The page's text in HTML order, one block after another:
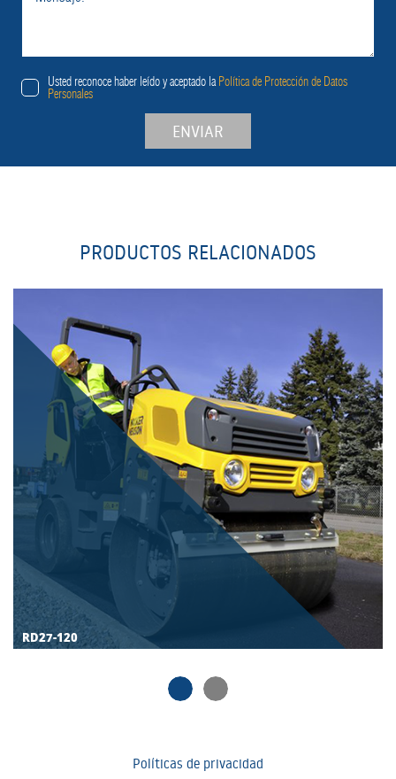
Usted reconoce haber leído y aceptado laPolítica de Protección de Datos
Personales
ENVIAR
PRODUCTOS RELACIONADOS
RD27-120
Políticas de privacidad